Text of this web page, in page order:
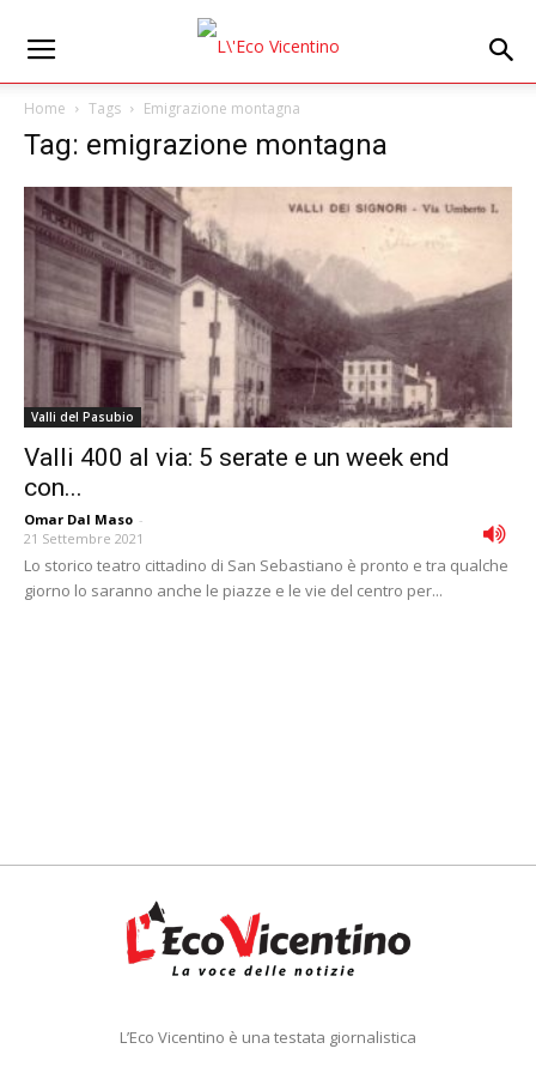
Home Tags Emigrazione montagna
Tag: emigrazione montagna
Valli del Pasubio
Valli 400 al via: 5 serate e un week end
con...
Omar Dal Maso -
21 Settembre 2021
Lo storico teatro cittadino di San Sebastiano è pronto e tra qualche
giorno lo saranno anche le piazze e le vie del centro per...
L’Eco Vicentino è una testata giornalistica